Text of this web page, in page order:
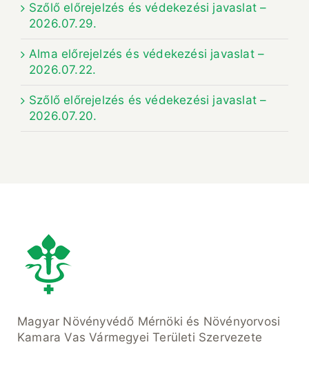
Szőlő előrejelzés és védekezési javaslat –
2026.07.29.
Alma előrejelzés és védekezési javaslat –
2026.07.22.
Szőlő előrejelzés és védekezési javaslat –
2026.07.20.
Magyar Növényvédő Mérnöki és Növényorvosi
Kamara Vas Vármegyei Területi Szervezete